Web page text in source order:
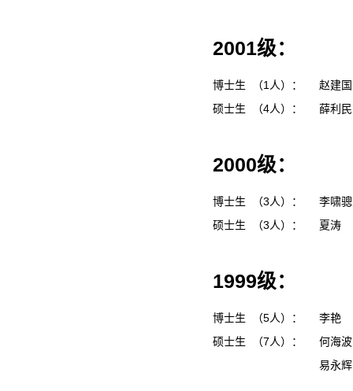
2001级：
博士生 （1人）：
赵建
硕士生 （4人）：
薛利
2000级：
博士生 （3人）：
李啸
硕士生 （3人）：
夏涛
1999级：
博士生 （5人）：
李艳
硕士生 （7人）：
何海
易永